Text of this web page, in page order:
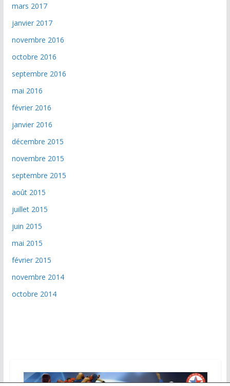
mars 2017
janvier 2017
novembre 2016
octobre 2016
septembre 2016
mai 2016
février 2016
janvier 2016
décembre 2015
novembre 2015
septembre 2015
août 2015
juillet 2015
juin 2015
mai 2015
février 2015
novembre 2014
octobre 2014